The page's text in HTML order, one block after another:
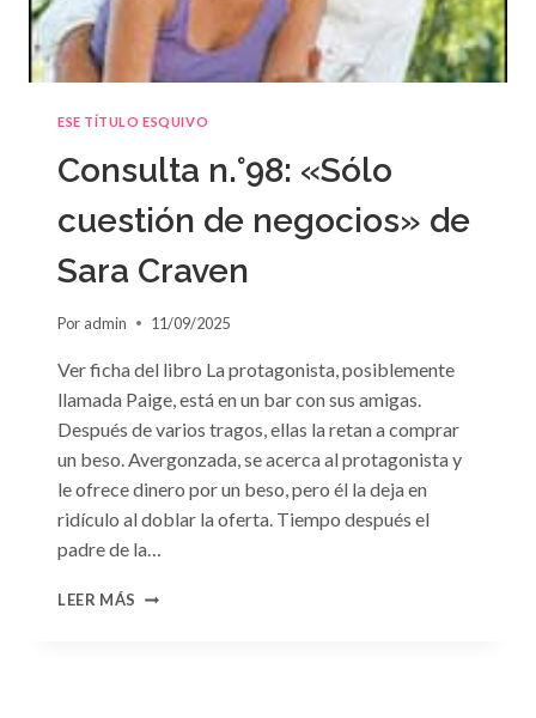
ESE TÍTULO ESQUIVO
Consulta n.°98: «Sólo
cuestión de negocios» de
Sara Craven
Por admin 11/09/2025
Ver ficha del libro La protagonista, posiblemente
llamada Paige, está en un bar con sus amigas.
Después de varios tragos, ellas la retan a comprar
un beso. Avergonzada, se acerca al protagonista y
le ofrece dinero por un beso, pero él la deja en
ridículo al doblar la oferta. Tiempo después el
padre de la…
LEER MÁS CONSULTA